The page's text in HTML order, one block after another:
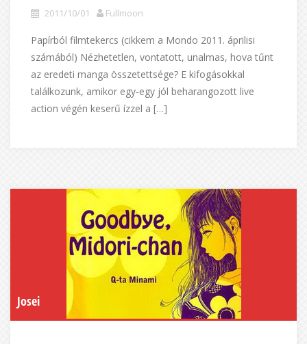
2011/10/01 Fullmoon
Papírból filmtekercs (cikkem a Mondo 2011. áprilisi
számából) Nézhetetlen, vontatott, unalmas, hova tűnt
az eredeti manga összetettsége? E kifogásokkal
találkozunk, amikor egy-egy jól beharangozott live
action végén keserű ízzel a […]
Josei